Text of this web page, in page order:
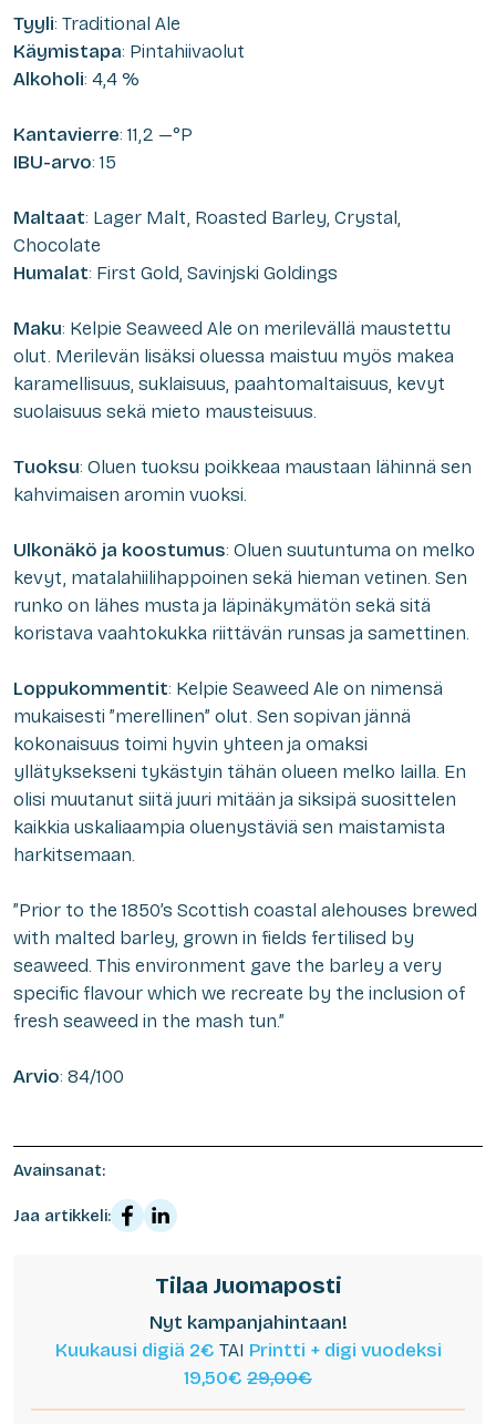
Tyyli: Traditional Ale
Käymistapa: Pintahiivaolut
Alkoholi: 4,4 %
Kantavierre: 11,2 —°P
IBU-arvo: 15
Maltaat: Lager Malt, Roasted Barley, Crystal,
Chocolate
Humalat: First Gold, Savinjski Goldings
Maku: Kelpie Seaweed Ale on merilevällä maustettu
olut. Merilevän lisäksi oluessa maistuu myös makea
karamellisuus, suklaisuus, paahtomaltaisuus, kevyt
suolaisuus sekä mieto mausteisuus.
Tuoksu: Oluen tuoksu poikkeaa maustaan lähinnä sen
kahvimaisen aromin vuoksi.
Ulkonäkö ja koostumus: Oluen suutuntuma on melko
kevyt, matalahiilihappoinen sekä hieman vetinen. Sen
runko on lähes musta ja läpinäkymätön sekä sitä
koristava vaahtokukka riittävän runsas ja samettinen.
Loppukommentit: Kelpie Seaweed Ale on nimensä
mukaisesti ”merellinen” olut. Sen sopivan jännä
kokonaisuus toimi hyvin yhteen ja omaksi
yllätyksekseni tykästyin tähän olueen melko lailla. En
olisi muutanut siitä juuri mitään ja siksipä suosittelen
kaikkia uskaliaampia oluenystäviä sen maistamista
harkitsemaan.
”Prior to the 1850’s Scottish coastal alehouses brewed
with malted barley, grown in fields fertilised by
seaweed. This environment gave the barley a very
specific flavour which we recreate by the inclusion of
fresh seaweed in the mash tun.”
Arvio: 84/100
Avainsanat:
Jaa artikkeli:
Tilaa Juomaposti
Nyt kampanjahintaan!
Kuukausi digiä 2€ TAI Printti + digi vuodeksi
19,50€ 29,00€